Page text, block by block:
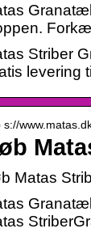
Striber
levering
s://
Matas